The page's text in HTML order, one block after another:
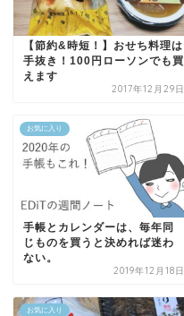
【節約&時短！】おせち料理は
手抜き！100円ローソンでも買
えます
2017年12月29日
お気に入り
手帳とカレンダーは、毎年同
じものを買うと決めれば迷わ
ない。
2019年12月18日
お気に入り